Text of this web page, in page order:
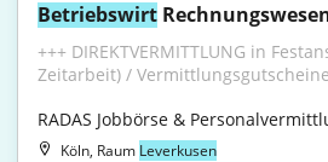
Betriebswirt
+++ DIREKTVERMITTLUNG in
Zeitarbeit) /
RADAS Jobbörse &
Köln, Raum Leverkusen